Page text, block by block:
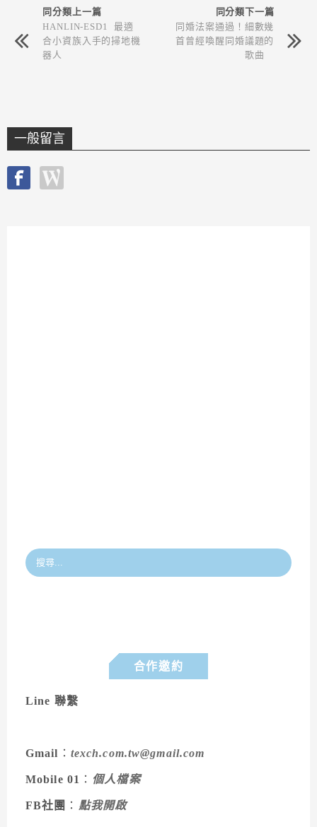
同分類上一篇
HANLIN-ESD1 最適
合小資族入手的掃地機
器人
同分類下一篇
同婚法案通過！細數幾
首曾經喚醒同婚議題的
歌曲
一般留言
合作邀約
Line 聯繫
Gmail ： texch.com.tw@gmail.com
Mobile 01 ： 個人檔案
FB社團 ： 點我開啟